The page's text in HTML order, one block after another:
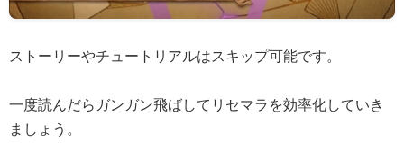
ストーリーやチュートリアルはスキップ可能です。
一度読んだらガンガン飛ばしてリセマラを効率化していき
ましょう。